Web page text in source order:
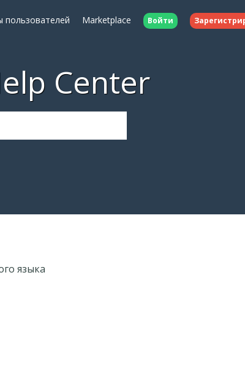
пользователей Marketplace Войти
Center
языка